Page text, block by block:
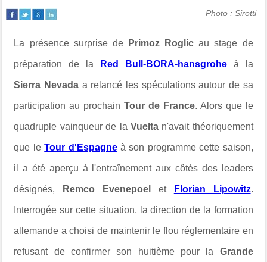
Photo : Sirotti
La présence surprise de Primoz Roglic au stage de
préparation de la Red Bull-BORA-hansgroheà la
Sierra Nevada a relancé les spéculations autour de sa
participation au prochainTour de France. Alors que le
quadruple vainqueur de la Vuelta n'avait théoriquement
que leTour d'Espagneà son programme cette saison,
il a été aperçu à l'entraînement aux côtés des leaders
désignés, Remco Evenepoel et Florian Lipowitz.
Interrogée sur cette situation, la direction de la formation
allemande a choisi de maintenir le flou réglementaire en
refusant de confirmer son huitième pour la Grande